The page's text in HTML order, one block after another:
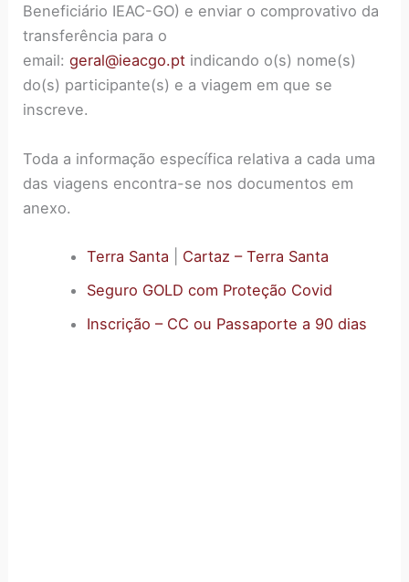
Beneficiário IEAC-GO) e enviar o comprovativo da
transferência para o
email:geral@ieacgo.pt indicando o(s) nome(s)
do(s) participante(s) e a viagem em que se
inscreve.
Toda a informação específica relativa a cada uma
das viagens encontra-se nos documentos em
anexo.
Terra Santa
Cartaz – Terra Santa
Seguro GOLD com Proteção Covid
Inscrição – CC ou Passaporte a 90 dias